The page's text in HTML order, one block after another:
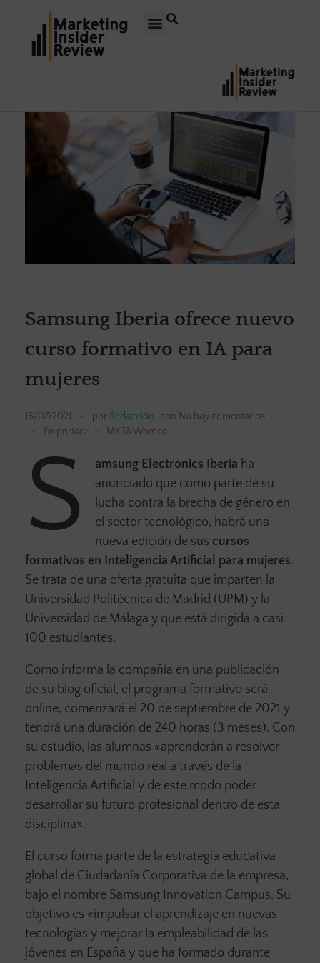
Samsung Iberia ofrece nuevo
curso formativo en IA para
mujeres
16/07/2021 por Redacción con No hay comentarios
En portada
MKT&Women
S amsung Electronics Iberia ha
anunciado que como parte de su
lucha contra la brecha de género en
el sector tecnológico, habrá una
nueva edición de sus cursos
formativos en Inteligencia Artificial para mujeres.
Se trata de una oferta gratuita que imparten la
Universidad Politécnica de Madrid (UPM) y la
Universidad de Málaga y que está dirigida a casi
100 estudiantes.
Como informa la compañía en una publicación
de su blog oficial, el programa formativo será
online, comenzará el 20 de septiembre de 2021 y
tendrá una duración de 240 horas (3 meses). Con
su estudio, las alumnas «aprenderán a resolver
problemas del mundo real a través de la
Inteligencia Artificial y de este modo poder
desarrollar su futuro profesional dentro de esta
disciplina».
El curso forma parte de la estrategia educativa
global de Ciudadanía Corporativa de la empresa,
bajo el nombre Samsung Innovation Campus. Su
objetivo es «impulsar el aprendizaje en nuevas
tecnologías y mejorar la empleabilidad de las
jóvenes en España y que ha formado durante